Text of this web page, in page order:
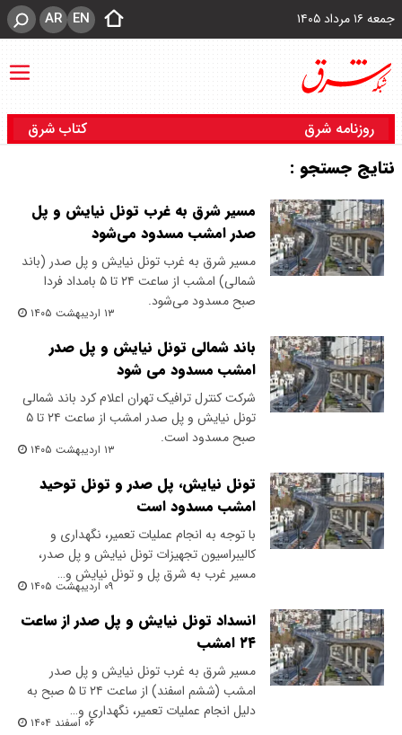
جمعه ۱۶ مرداد ۱۴۰۵ EN
AR
روزنامه شرق کتاب شرق
نتایج جستجو :
مسیر شرق به غرب تونل نیایش و پل
صدر امشب مسدود می‌شود
مسیر شرق به غرب تونل نیایش و پل صدر (باند
شمالی) امشب از ساعت ۲۴ تا ۵ بامداد فردا
صبح مسدود می‌شود.
۱۳ اردیبهشت ۱۴۰۵
باند شمالی تونل نیایش و پل صدر
امشب مسدود می شود
شرکت کنترل ترافیک تهران اعلام کرد باند شمالی
تونل نیایش و پل صدر امشب از ساعت ۲۴ تا ۵
صبح مسدود است.
۱۳ اردیبهشت ۱۴۰۵
تونل نیایش، پل صدر و تونل توحید
امشب مسدود است ‌
با توجه به انجام عملیات تعمیر، نگهداری و
کالیبراسیون تجهیزات تونل نیایش و پل صدر،
مسیر غرب به شرق پل و تونل نیایش و…
۰۹ اردیبهشت ۱۴۰۵
انسداد تونل نیایش و پل صدر از ساعت
۲۴ امشب
مسیر شرق به غرب تونل نیایش و پل صدر
امشب (ششم اسفند) از ساعت ۲۴ تا ۵ صبح به
دلیل انجام عملیات تعمیر، نگهداری و…
۰۶ اسفند ۱۴۰۴